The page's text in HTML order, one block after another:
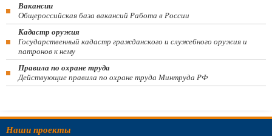
Вакансии
Общероссийская база вакансий Работа в России
Кадастр оружия
Государственный кадастр гражданского и служебного оружия и
патронов к нему
Правила по охране труда
Действующие правила по охране труда Минтруда РФ
Наши проекты